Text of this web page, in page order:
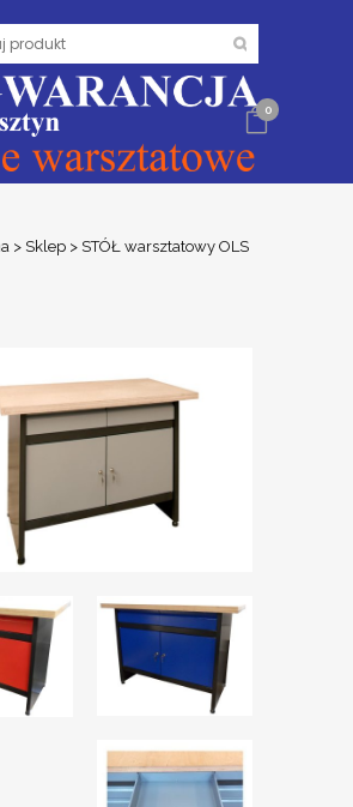
0
> Sklep > STÓŁ warsztatowy OLS